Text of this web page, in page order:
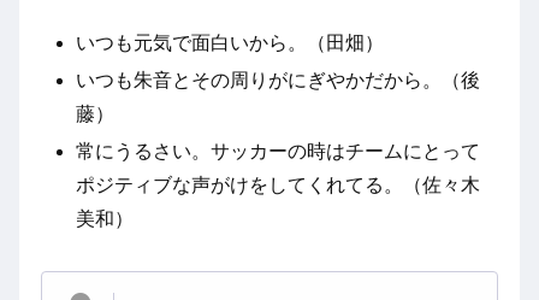
いつも元気で面白いから。（田畑）
いつも朱音とその周りがにぎやかだから。（後
藤）
常にうるさい。サッカーの時はチームにとって
ポジティブな声がけをしてくれてる。（佐々木
美和）